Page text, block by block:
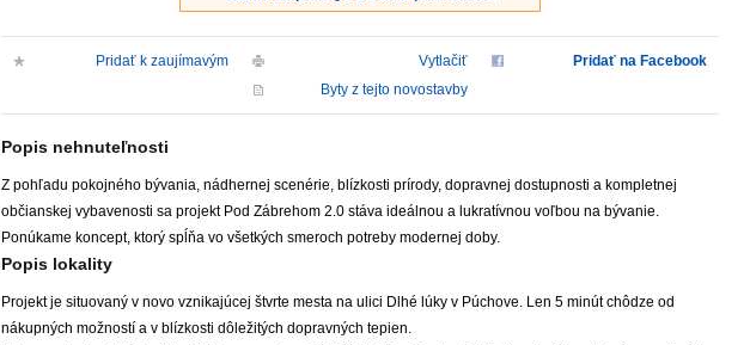
Pridať k zaujímavým Vytlačiť
Pridať na Facebook
Byty z tejto novostavby
Popis nehnuteľnosti
Z pohľadu pokojného bývania, nádhernej scenérie, blízkosti prírody, dopravnej dostupnosti a kompletnej
občianskej vybavenosti sa projekt Pod Zábrehom 2.0 stáva ideálnou a lukratívnou voľbou na bývanie.
Ponúkame koncept, ktorý spĺňa vo všetkých smeroch potreby modernej doby.
Popis lokality
Projekt je situovaný v novo vznikajúcej štvrte mesta na ulici Dlhé lúky v Púchove. Len 5 minút chôdze od
nákupných možností a v blízkosti dôležitých dopravných tepien.